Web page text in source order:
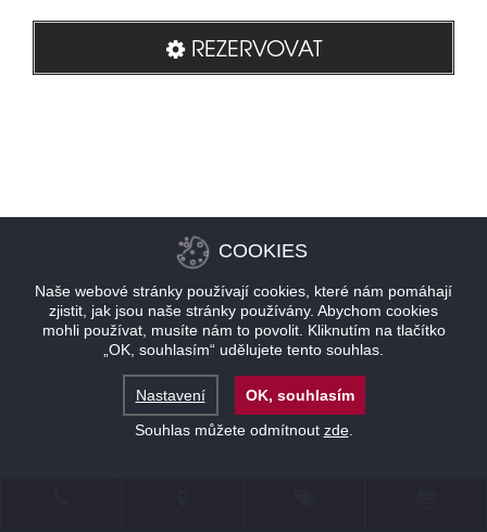
REZERVOVAT
COOKIES
Naše webové stránky používají cookies, které nám pomáhají
zjistit, jak jsou naše stránky používány. Abychom cookies
mohli používat, musíte nám to povolit. Kliknutím na tlačítko
„OK, souhlasím“ udělujete tento souhlas.
Nastavení
OK, souhlasím
Souhlas můžete odmítnout zde.